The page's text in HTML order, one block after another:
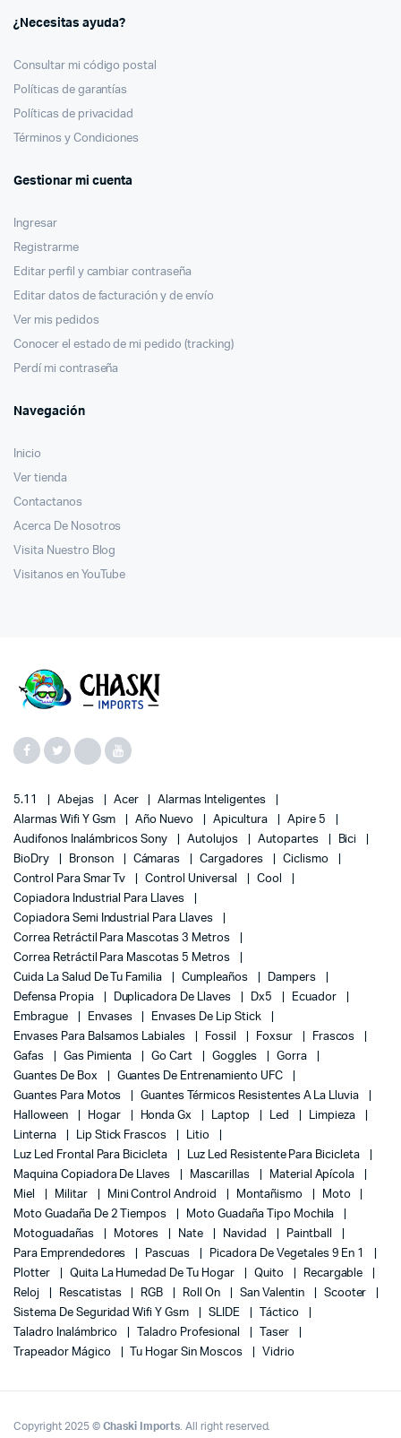
¿Necesitas ayuda?
Consultar mi código postal
Políticas de garantías
Políticas de privacidad
Términos y Condiciones
Gestionar mi cuenta
Ingresar
Registrarme
Editar perfil y cambiar contraseña
Editar datos de facturación y de envío
Ver mis pedidos
Conocer el estado de mi pedido (tracking)
Perdí mi contraseña
Navegación
Inicio
Ver tienda
Contactanos
Acerca De Nosotros
Visita Nuestro Blog
Visitanos en YouTube
5.11 Abejas Acer
Alarmas Inteligentes
Alarmas Wifi Y Gsm
Año Nuevo Apicultura
Apire 5
Audifonos Inalámbricos Sony
Autolujos Autopartes
Bici
BioDry
Bronson Cámaras Cargadores
Ciclismo
Control Para Smar Tv
Control Universal
Cool
Copiadora Industrial Para Llaves
Copiadora Semi Industrial Para Llaves
Correa Retráctil Para Mascotas 3 Metros
Correa Retráctil Para Mascotas 5 Metros
Cuida La Salud De Tu Familia
Cumpleaños
Dampers
Defensa Propia
Duplicadora De Llaves Dx5
Ecuador
Embrague
Envases
Envases De Lip Stick
Envases Para Balsamos Labiales
Fossil Foxsur
Frascos
Gafas
Gas Pimienta Go Cart Goggles
Gorra
Guantes De Box
Guantes De Entrenamiento UFC
Guantes Para Motos
Guantes Térmicos Resistentes A La Lluvia
Halloween
Hogar Honda Gx Laptop Led
Limpieza
Linterna
Lip Stick Frascos
Litio
Luz Led Frontal Para Bicicleta
Luz Led Resistente Para Bicicleta
Maquina Copiadora De Llaves
Mascarillas
Material Apícola
Miel
Militar Mini Control Android Montañismo
Moto
Moto Guadaña De 2 Tiempos
Moto Guadaña Tipo Mochila
Motoguadañas
Motores Nate Navidad
Paintball
Para Emprendedores
Pascuas
Picadora De Vegetales 9 En 1
Plotter
Quita La Humedad De Tu Hogar Quito
Recargable
Reloj
Rescatistas RGB Roll On San Valentin
Scooter
Sistema De Seguridad Wifi Y Gsm
SLIDE
Táctico
Taladro Inalámbrico
Taladro Profesional
Taser
Trapeador Mágico
Tu Hogar Sin Moscos Vidrio
Copyright 2025 ©Chaski Imports . All right reserved.